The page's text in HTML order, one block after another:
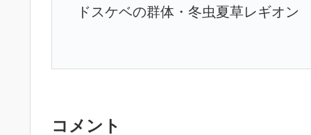
ドスケベの群体・冬虫夏草レギオン
コメント